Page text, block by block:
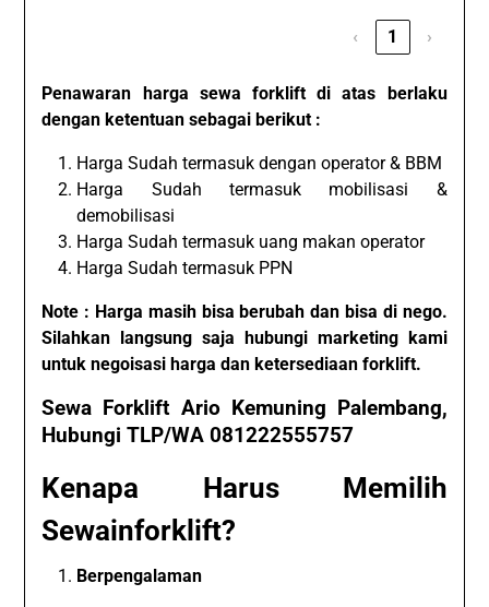
‹ 1 ›
Penawaran harga sewa forklift di atas berlaku
dengan ketentuan sebagai berikut :
Harga Sudah termasuk dengan operator & BBM
Harga Sudah termasuk mobilisasi &
demobilisasi
Harga Sudah termasuk uang makan operator
Harga Sudah termasuk PPN
Note : Harga masih bisa berubah dan bisa di nego.
Silahkan langsung saja hubungi marketing kami
untuk negoisasi harga dan ketersediaan forklift.
Sewa Forklift Ario Kemuning Palembang,
Hubungi TLP/WA 081222555757
Kenapa Harus Memilih
Sewainforklift?
Berpengalaman